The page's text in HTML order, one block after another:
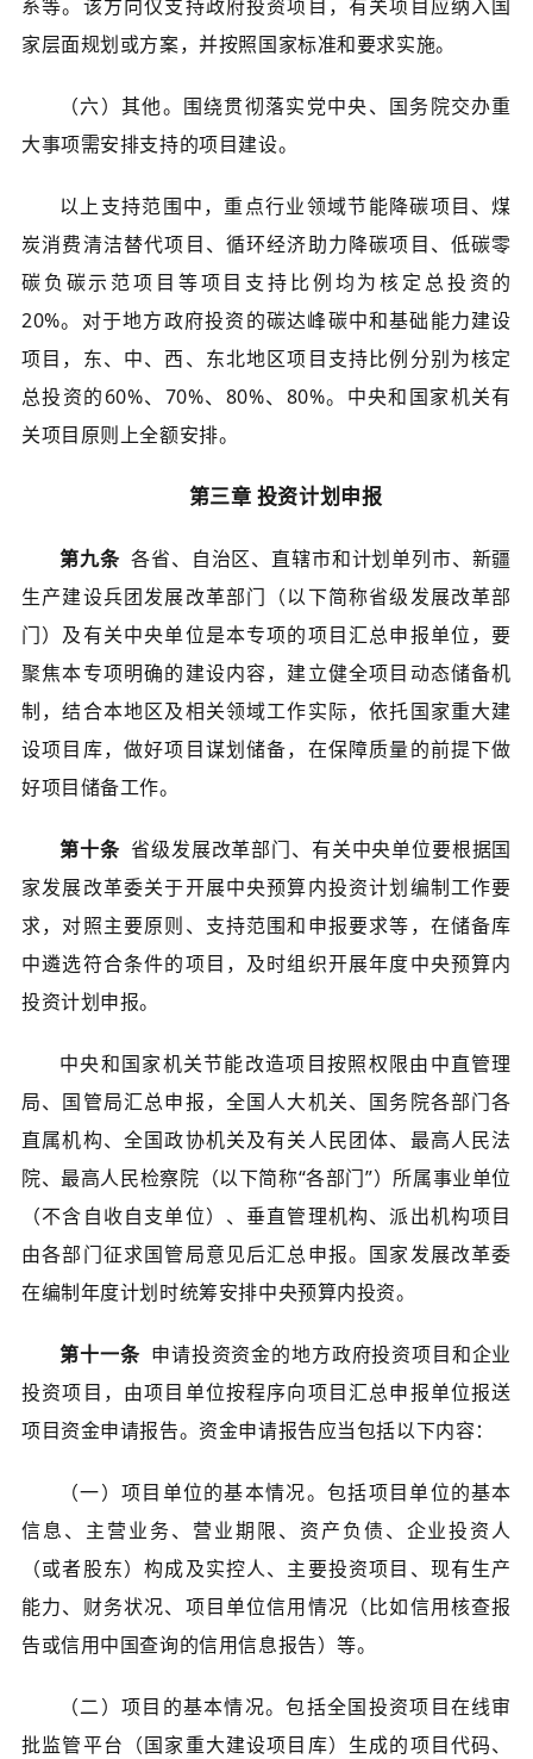
系等。该方向仅支持政府投资项目，有关项目应纳入国
家层面规划或方案，并按照国家标准和要求实施。
（六）其他。围绕贯彻落实党中央、国务院交办重
大事项需安排支持的项目建设。
以上支持范围中，重点行业领域节能降碳项目、煤
炭消费清洁替代项目、循环经济助力降碳项目、低碳零
碳负碳示范项目等项目支持比例均为核定总投资的
20%。对于地方政府投资的碳达峰碳中和基础能力建设
项目，东、中、西、东北地区项目支持比例分别为核定
总投资的60%、70%、80%、80%。中央和国家机关有
关项目原则上全额安排。
第三章 投资计划申报
第九条各省、自治区、直辖市和计划单列市、新疆
生产建设兵团发展改革部门（以下简称省级发展改革部
门）及有关中央单位是本专项的项目汇总申报单位，要
聚焦本专项明确的建设内容，建立健全项目动态储备机
制，结合本地区及相关领域工作实际，依托国家重大建
设项目库，做好项目谋划储备，在保障质量的前提下做
好项目储备工作。
第十条省级发展改革部门、有关中央单位要根据国
家发展改革委关于开展中央预算内投资计划编制工作要
求，对照主要原则、支持范围和申报要求等，在储备库
中遴选符合条件的项目，及时组织开展年度中央预算内
投资计划申报。
中央和国家机关节能改造项目按照权限由中直管理
局、国管局汇总申报，全国人大机关、国务院各部门各
直属机构、全国政协机关及有关人民团体、最高人民法
院、最高人民检察院（以下简称“各部门”）所属事业单位
（不含自收自支单位）、垂直管理机构、派出机构项目
由各部门征求国管局意见后汇总申报。国家发展改革委
在编制年度计划时统筹安排中央预算内投资。
第十一条申请投资资金的地方政府投资项目和企业
投资项目，由项目单位按程序向项目汇总申报单位报送
项目资金申请报告。资金申请报告应当包括以下内容：
（一）项目单位的基本情况。包括项目单位的基本
信息、主营业务、营业期限、资产负债、企业投资人
（或者股东）构成及实控人、主要投资项目、现有生产
能力、财务状况、项目单位信用情况（比如信用核查报
告或信用中国查询的信用信息报告）等。
（二）项目的基本情况。包括全国投资项目在线审
批监管平台（国家重大建设项目库）生成的项目代码、